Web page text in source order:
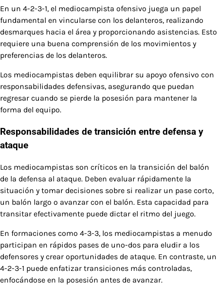
En un 4-2-3-1, el mediocampista ofensivo juega un papel
fundamental en vincularse con los delanteros, realizando
desmarques hacia el área y proporcionando asistencias. Esto
requiere una buena comprensión de los movimientos y
preferencias de los delanteros.
Los mediocampistas deben equilibrar su apoyo ofensivo con
responsabilidades defensivas, asegurando que puedan
regresar cuando se pierde la posesión para mantener la
forma del equipo.
Responsabilidades de transición entre defensa y
ataque
Los mediocampistas son críticos en la transición del balón
de la defensa al ataque. Deben evaluar rápidamente la
situación y tomar decisiones sobre si realizar un pase corto,
un balón largo o avanzar con el balón. Esta capacidad para
transitar efectivamente puede dictar el ritmo del juego.
En formaciones como 4-3-3, los mediocampistas a menudo
participan en rápidos pases de uno-dos para eludir a los
defensores y crear oportunidades de ataque. En contraste, un
4-2-3-1 puede enfatizar transiciones más controladas,
enfocándose en la posesión antes de avanzar.